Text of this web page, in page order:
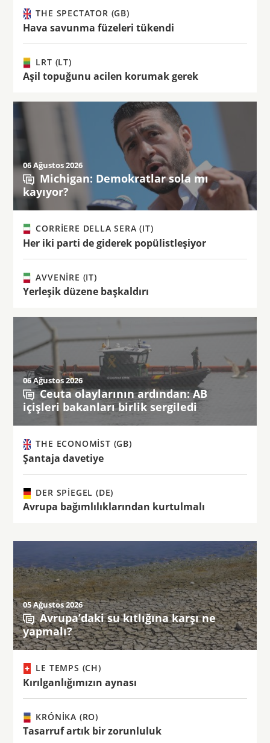
THE SPECTATOR (GB)
Hava savunma füzeleri tükendi
LRT (LT)
Aşil topuğunu acilen korumak gerek
06 Ağustos 2026
Michigan: Demokratlar sola mı
kayıyor?
CORRIERE DELLA SERA (IT)
Her iki parti de giderek popülistleşiyor
AVVENIRE (IT)
Yerleşik düzene başkaldırı
06 Ağustos 2026
Ceuta olaylarının ardından: AB
içişleri bakanları birlik sergiledi
THE ECONOMIST (GB)
Şantaja davetiye
DER SPIEGEL (DE)
Avrupa bağımlılıklarından kurtulmalı
05 Ağustos 2026
Avrupa’daki su kıtlığına karşı ne
yapmalı?
LE TEMPS (CH)
Kırılganlığımızın aynası
KRÓNIKA (RO)
Tasarruf artık bir zorunluluk